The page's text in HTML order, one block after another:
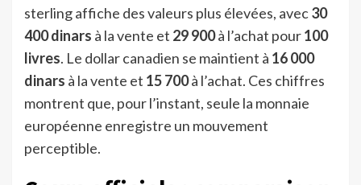
sterling affiche des valeurs plus élevées, avec30
400 dinars à la vente et 29 900à l’achat pour100
livres. Le dollar canadien se maintient à 16 000
dinars à la vente et 15 700à l’achat. Ces chiffres
montrent que, pour l’instant, seule la monnaie
européenne enregistre un mouvement
perceptible.